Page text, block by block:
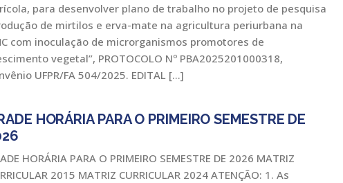
para desenvolver plano de trabalho no projeto de pesquisa
de mirtilos e erva-mate na agricultura periurbana na
com inoculação de microrganismos promotores de
vegetal”, PROTOCOLO Nº PBA2025201000318,
UFPR/FA 504/2025. EDITAL […]
HORÁRIA PARA O PRIMEIRO SEMESTRE DE
HORÁRIA PARA O PRIMEIRO SEMESTRE DE 2026 MATRIZ
2015 MATRIZ CURRICULAR 2024 ATENÇÃO: 1. As